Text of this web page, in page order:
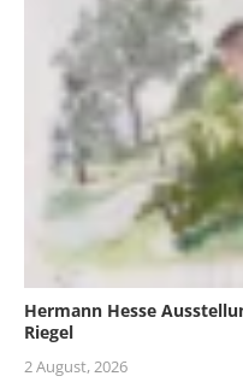
Hermann Hesse
Riegel
2 August, 2026